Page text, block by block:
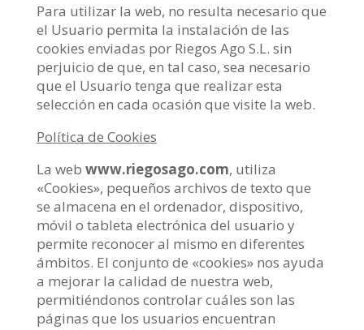
Para utilizar la web, no resulta necesario que
el Usuario permita la instalación de las
cookies enviadas por Riegos Ago S.L. sin
perjuicio de que, en tal caso, sea necesario
que el Usuario tenga que realizar esta
selección en cada ocasión que visite la web.
Política de Cookies
La web www.riegosago.com, utiliza
«Cookies», pequeños archivos de texto que
se almacena en el ordenador, dispositivo,
móvil o tableta electrónica del usuario y
permite reconocer al mismo en diferentes
ámbitos. El conjunto de «cookies» nos ayuda
a mejorar la calidad de nuestra web,
permitiéndonos controlar cuáles son las
páginas que los usuarios encuentran